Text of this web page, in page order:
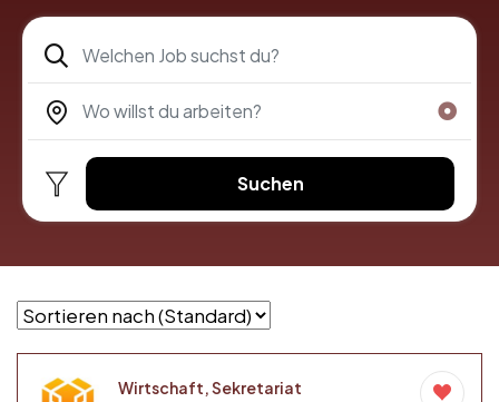
Suchen
Wirtschaft, Sekretariat